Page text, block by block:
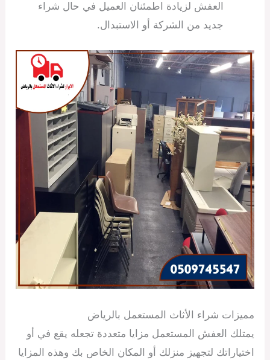
العفش لزيادة اطمئنان العميل في حال شراء
جديد من الشركة أو الاستبدال.
مميزات شراء الأثاث المستعمل بالرياض
يمتلك العفش المستعمل مزايا متعددة تجعله يقع في أو
اختياراتك لتجهيز منزلك أو المكان الخاص بك وهذه المزايا